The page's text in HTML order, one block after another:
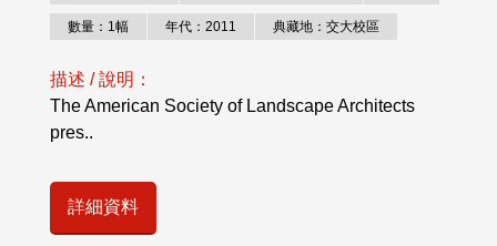
數量：1幅 年代：2011 典藏地：交大校區
描述 / 說明：
The American Society of Landscape Architects
pres..
詳細資料